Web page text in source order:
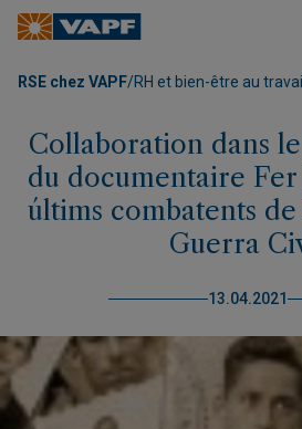
RSE chez VAPF/RH et bien-être au travail
Collaboration dans
du documentaire Fer
últims combatents de
Guerra
13.04.2021